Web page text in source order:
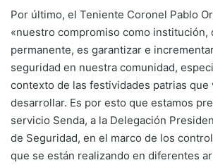
Por último, el Teniente Coronel Pablo
«nuestro compromiso como institución,
permanente, es garantizar e
seguridad en nuestra comunidad,
contexto de las festividades patrias que
desarrollar. Es por esto que estamos
servicio Senda, a la Delegación
de Seguridad, en el marco de los
que se están realizando en diferentes